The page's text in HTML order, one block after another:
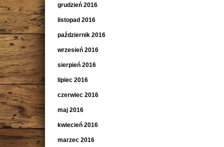
grudzień 2016
listopad 2016
październik 2016
wrzesień 2016
sierpień 2016
lipiec 2016
czerwiec 2016
maj 2016
kwiecień 2016
marzec 2016